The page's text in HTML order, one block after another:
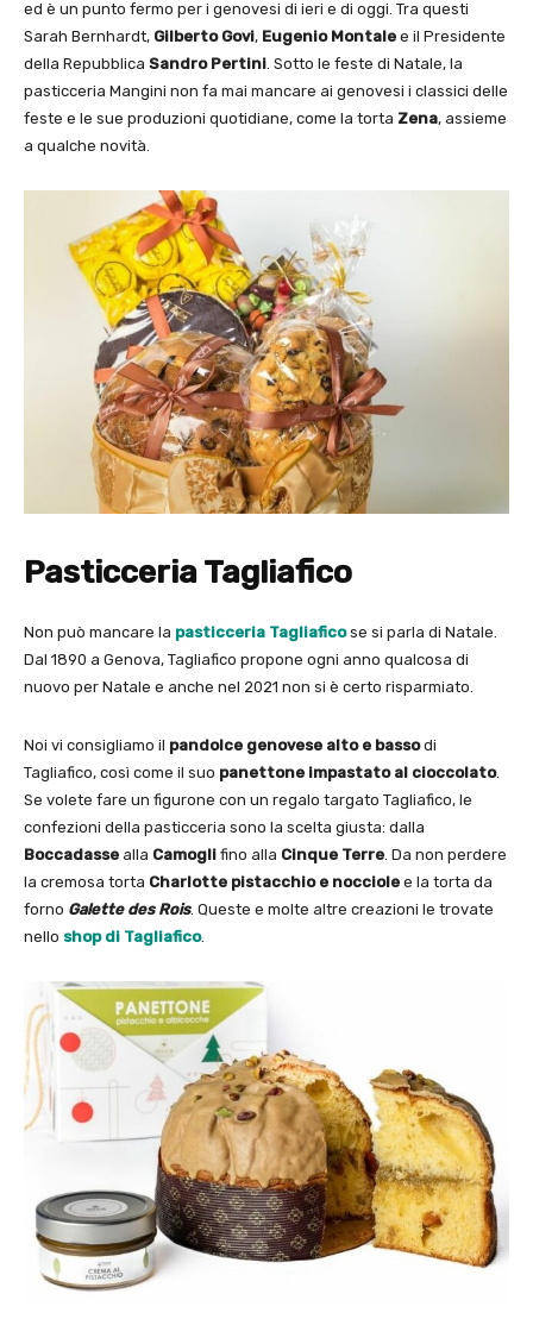
ed è un punto fermo per i genovesi di ieri e di oggi. Tra questi
Sarah Bernhardt, Gilberto Govi, Eugenio Montale e il Presidente
della Repubblica Sandro Pertini . Sotto le feste di Natale, la
pasticceria Mangini non fa mai mancare ai genovesi i classici delle
feste e le sue produzioni quotidiane, come la torta Zena, assieme
a qualche novità.
Pasticceria Tagliafico
Non può mancare la pasticceria Tagliaficose si parla di Natale.
Dal 1890 a Genova, Tagliafico propone ogni anno qualcosa di
nuovo per Natale e anche nel 2021 non si è certo risparmiato.
Noi vi consigliamo il pandolce genovese alto e bassodi
Tagliafico, così come il suo panettone impastato al cioccolato.
Se volete fare un figurone con un regalo targato Tagliafico, le
confezioni della pasticceria sono la scelta giusta: dalla
Boccadasse alla Camogli fino alla Cinque Terre . Da non perdere
la cremosa torta Charlotte pistacchio e nocciole e la torta da
forno Galette des Rois. Queste e molte altre creazioni le trovate
nello shop di Tagliafico.